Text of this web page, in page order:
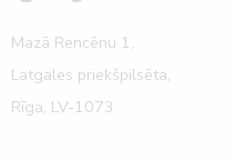
Mazā Rencēnu 1,
Latgales priekšpilsēta,
Rīga, LV-1073